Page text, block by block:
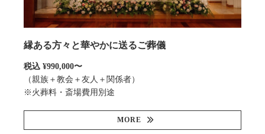
縁ある方々と華やかに送るご葬儀
税込 ¥990,000〜
（親族＋教会＋友人＋関係者）
※火葬料・斎場費用別途
MORE